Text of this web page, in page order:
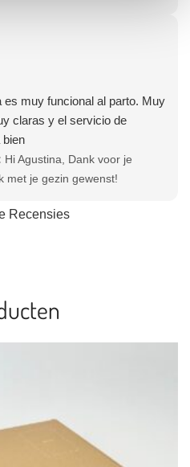
muy funcional al parto. Muy
claras y el servicio de
bien
Hi Agustina, Dank voor je
met je gezin gewenst!
Recensies